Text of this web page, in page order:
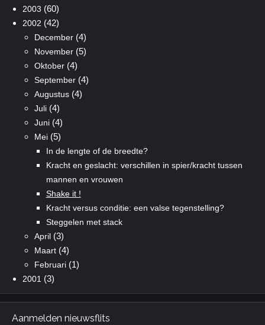
2003 (60)
2002 (42)
December(4)
November(5)
Oktober(4)
September(4)
Augustus(4)
Juli(4)
Juni(4)
Mei(5)
In de lengte of de breedte?
Kracht en geslacht: verschillen in spier/kracht tussen
mannen en vrouwen
Shake it !
Kracht versus conditie: een valse tegenstelling?
Steggelen met stack
April(3)
Maart(4)
Februari(1)
2001 (3)
Aanmelden nieuwsflits